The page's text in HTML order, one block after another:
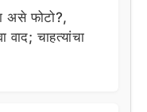
असे फोटो?,
वाद; चाहत्यांचा